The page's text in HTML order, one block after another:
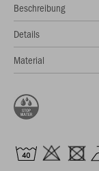
Beschreibung
Details
Material